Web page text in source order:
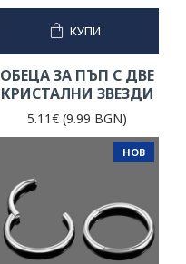
ОБЕЦА ЗА ПЪП С ДВЕ
КРИСТАЛНИ ЗВЕЗДИ
5.11€ (9.99 BGN)
КУПИ
НОВ